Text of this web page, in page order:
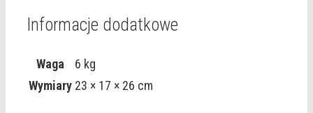
Informacje dodatkowe
Waga
6 kg
Wymiary 23 × 17 × 26 cm